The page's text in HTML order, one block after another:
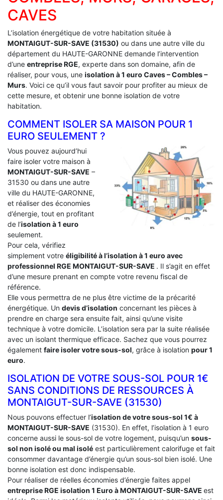
CAVES
L’isolation énergétique de votre habitation située à
MONTAIGUT-SUR-SAVE (31530) ou dans une autre ville du
département du HAUTE-GARONNE demande l’intervention
d’une entreprise RGE, experte dans son domaine, afin de
réaliser, pour vous, une isolation à 1 euro Caves – Combles –
Murs. Voici ce qu’il vous faut savoir pour profiter au mieux de
cette mesure, et obtenir une bonne isolation de votre
habitation.
COMMENT ISOLER SA MAISON POUR 1
EURO SEULEMENT ?
Vous pouvez aujourd’hui
faire isoler votre maison à
MONTAIGUT-SUR-SAVE –
31530 ou dans une autre
ville du HAUTE-GARONNE,
et réaliser des économies
d’énergie, tout en profitant
de l’isolation à 1 euro
seulement.
Pour cela, vérifiez
simplement votre éligibilité à l’isolation à 1 euro avec
professionnel RGE MONTAIGUT-SUR-SAVE . Il s’agit en effet
d’une mesure prenant en compte votre revenu fiscal de
référence.
Elle vous permettra de ne plus être victime de la précarité
énergétique. Un devis d’isolation concernant les pièces à
prendre en charge sera ensuite fait, ainsi qu’une visite
technique à votre domicile. L’isolation sera par la suite réalisée
avec un isolant thermique efficace. Sachez que vous pourrez
également faire isoler votre sous-sol, grâce à isolation pour 1
euro.
ISOLATION DE VOTRE SOUS-SOL POUR 1€
SANS CONDITIONS DE RESSOURCES À
‎MONTAIGUT-SUR-SAVE (31530)
Nous pouvons effectuer l’isolation de votre sous-sol 1€ à
MONTAIGUT-SUR-SAVE (31530). En effet, l’isolation à 1 euro
concerne aussi le sous-sol de votre logement, puisqu’un sous-
sol non isolé ou mal isolé est particulièrement calorifuge et fait
consommer davantage d’énergie qu’un sous-sol bien isolé. Une
bonne isolation est donc indispensable.
Pour réaliser de réelles économies d’énergie faites appel
entreprise RGE isolation 1 Euro à MONTAIGUT-SUR-SAVE est